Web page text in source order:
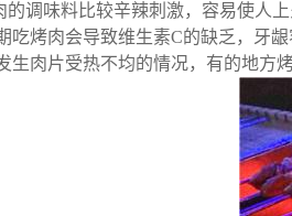
的调味料比较辛辣刺激，容易使人
吃烤肉会导致维生素C的缺乏，牙
生肉片受热不均的情况，有的地方